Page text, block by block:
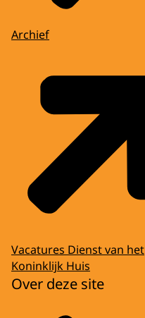
Archief
Vacatures Dienst van het
Koninklijk Huis
Over deze site